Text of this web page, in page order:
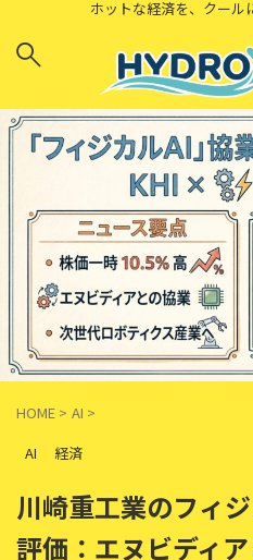
ホットな経済を、クール
HOME > AI >
AI
経済
川崎重工業のフィ
評価：エヌビディ